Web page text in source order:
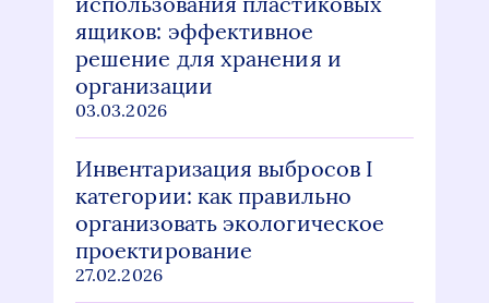
ящиков: эффективное
решение для хранения и
организации
03.03.2026
Инвентаризация выбросов I
категории: как правильно
организовать экологическое
проектирование
27.02.2026